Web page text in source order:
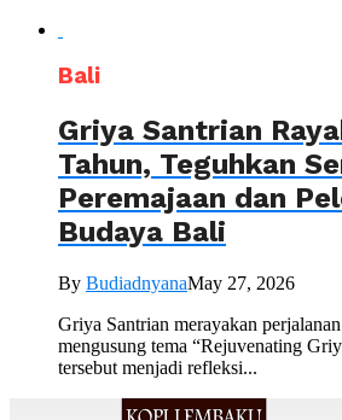
Bali
Griya Santrian
Tahun, Teguhkan
Peremajaan dan
Budaya Bali
By BudiadnyanaMay 27, 2026
Griya Santrian merayakan
mengusung tema “Rejuvenating
tersebut menjadi refleksi...